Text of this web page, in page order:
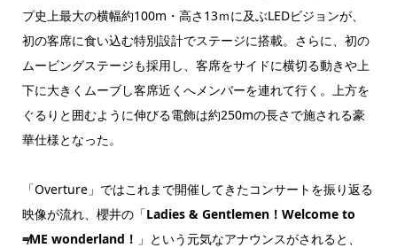
プ史上最大の横幅約100m・高さ13ｍに及ぶLEDビジョンが、
初の客席に食い込む特別設計でステージに搭載。さらに、初の
ムービングステージも採用し、客席をサイドに横切る動きや上
下に大きくムーブし客席近くへメンバーを連れて行く。上方を
ぐるりと囲むように伸びる電飾は約250mの長さで施される豪
華仕様となった。
「Overture」ではこれまで開催してきたコンサートを振り返る
映像が流れ、櫻井の「Ladies & Gentlemen！Welcome to
≠ME wonderland！ 」という元気なアナウンスがされると、